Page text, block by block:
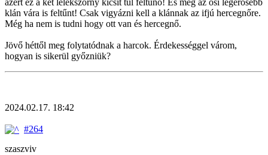
azért ez a két lélekszörny kicsit túl feltűnő! És még az ősi legerősebb
klán vára is feltűnt! Csak vigyázni kell a klánnak az ifjú hercegnőre.
Még ha nem is tudni hogy ott van és hercegnő.
Jövő héttől meg folytatódnak a harcok. Érdekességgel várom,
hogyan is sikerül győzniük?
2024.02.17. 18:42
#264
szaszviv